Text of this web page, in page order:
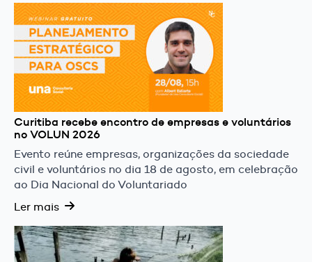
Curitiba recebe encontro de empresas e voluntários
no VOLUN 2026
Evento reúne empresas, organizações da sociedade
civil e voluntários no dia 18 de agosto, em celebração
ao Dia Nacional do Voluntariado
Ler mais